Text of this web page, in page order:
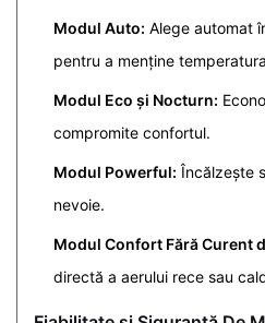
Modul Auto: Alege automat
pentru a menține
Modul Eco și Nocturn:
compromite confortul.
Modul Powerful: Încălzește
nevoie.
Modul Confort Fără Curent
directă a aerului rece sau